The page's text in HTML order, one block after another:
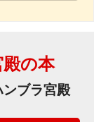
の本
ブラ宮殿